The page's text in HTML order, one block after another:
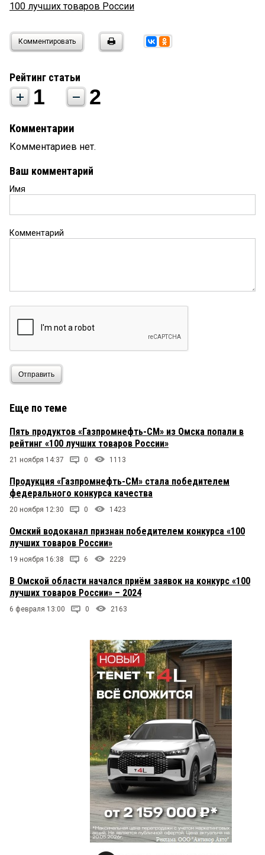
100 лучших товаров России
Комментировать
Рейтинг статьи
1 2
Комментарии
Комментариев нет.
Ваш комментарий
Имя
Комментарий
Отправить
Еще по теме
Пять продуктов «Газпромнефть-СМ» из Омска попали в
рейтинг «100 лучших товаров России»
21 ноября 14:37 0 1113
Продукция «Газпромнефть-СМ» стала победителем
федерального конкурса качества
20 ноября 12:30 0 1423
Омский водоканал признан победителем конкурса «100
лучших товаров России»
19 ноября 16:38 6 2229
В Омской области начался приём заявок на конкурс «100
лучших товаров России» – 2024
6 февраля 13:00 0 2163